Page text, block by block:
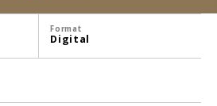
Format
Digital